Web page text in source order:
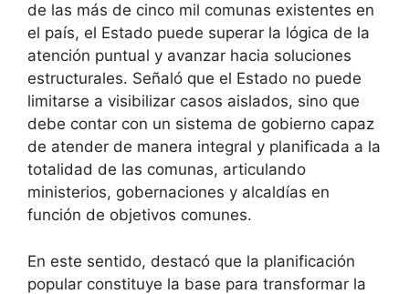
de las más de cinco mil comunas existentes en
el país, el Estado puede superar la lógica de la
atención puntual y avanzar hacia soluciones
estructurales. Señaló que el Estado no puede
limitarse a visibilizar casos aislados, sino que
debe contar con un sistema de gobierno capaz
de atender de manera integral y planificada a la
totalidad de las comunas, articulando
ministerios, gobernaciones y alcaldías en
función de objetivos comunes.
En este sentido, destacó que la planificación
popular constituye la base para transformar la